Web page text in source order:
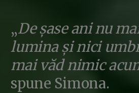
„De șase ani nu
lumina și nici
mai văd nimic
spune Simona.